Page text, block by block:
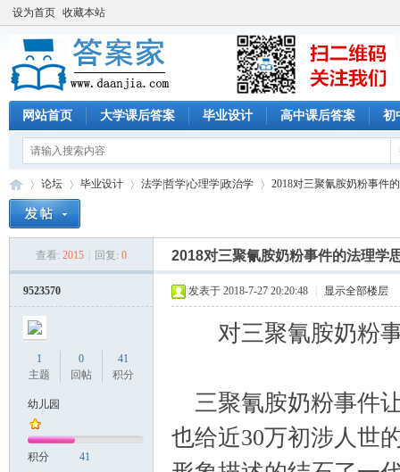
设为首页 收藏本站
网站首页 大学课后答案 毕业设计 高中课后答案 初
论坛
›
毕业设计
›
法学|哲学|心理学|政治学
›
2018对三聚氰胺奶粉事件
查看: 2015 回复: 0 2018对三聚氰胺奶粉事件的法理学
9523570
1
主题
0
回帖
41
积分
幼儿园
积分 41
发表于 2018-7-27 20:20:48 显示全部楼层
对三聚氰胺奶粉事
三聚氰胺奶粉事件
也给近30万初涉人世